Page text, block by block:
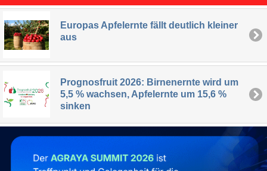
Europas Apfelernte fällt deutlich kleiner
aus
Prognosfruit 2026: Birnenernte wird um
5,5 % wachsen, Apfelernte um 15,6 %
sinken